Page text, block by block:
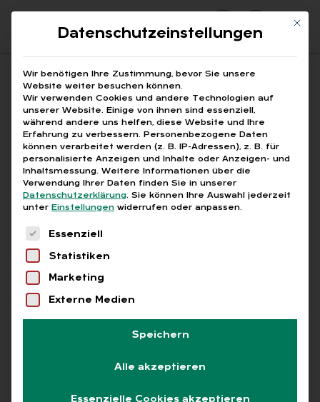
Suchfeld
Suchen
Breadcrumb-Navigation
STARTSEITE PERSÖNLICHKEITSRECHTE
Alle Bei­trä­ge mit dem
Schlag­wort „Per­sön­lich­
keits­rech­te“
Alle Free Abo L+G +
Keine Beiträge gefunden
Mit
Datenschutzeinstellungen
Wir benötigen Ihre Zustimmung, bevor Sie unsere
Website weiter besuchen können.
Wir verwenden Cookies und andere Technologien auf
unserer Website. Einige von ihnen sind essenziell,
während andere uns helfen, diese Website und Ihre
Erfahrung zu verbessern. Personenbezogene Daten
können verarbeitet werden (z. B. IP-Adressen), z. B. für
personalisierte Anzeigen und Inhalte oder Anzeigen- und
Inhaltsmessung. Weitere Informationen über die
Verwendung Ihrer Daten finden Sie in unserer
Datenschutzerklärung. Sie können Ihre Auswahl jederzeit
unter Einstellungen widerrufen oder anpassen.
Es folgt eine Liste der Service-Gruppen, für
Essenziell
Statistiken
Marketing
Externe Medien
Speichern
Alle akzeptieren
Essenzielle Cookies akzeptieren